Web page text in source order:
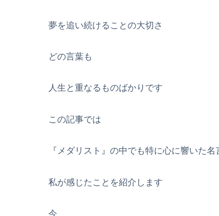
夢を追い続けることの大切さ
どの言葉も
人生と重なるものばかりです
この記事では
『メダリスト』の中でも特に心に響いた名
私が感じたことを紹介します
今